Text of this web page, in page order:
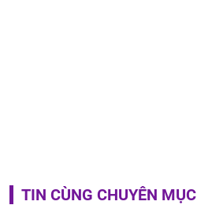
TIN CÙNG CHUYÊN MỤC